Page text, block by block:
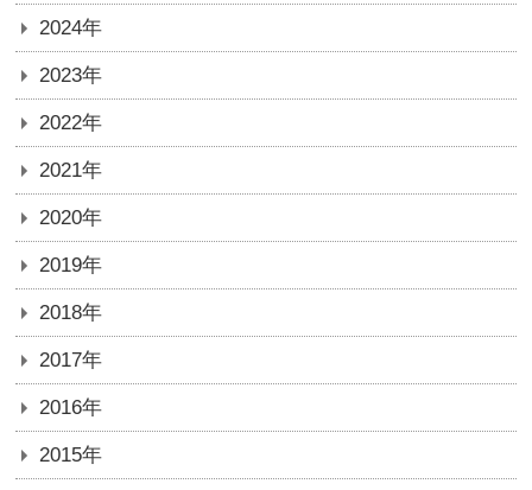
2024年
2023年
2022年
2021年
2020年
2019年
2018年
2017年
2016年
2015年